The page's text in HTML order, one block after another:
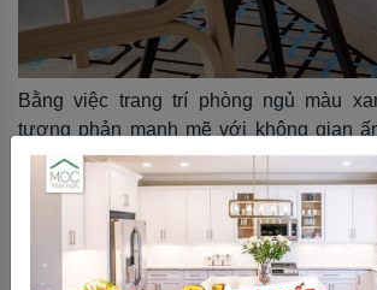
Bằng việc trang trí phòng ngủ màu
tương phản mạnh mẽ với không gian
nấu.